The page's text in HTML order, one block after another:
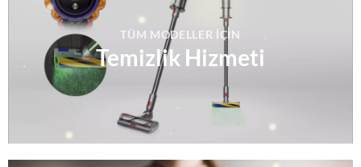
TÜM MODELLER IÇIN
Temizlik Hizmeti